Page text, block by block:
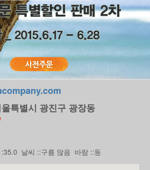
특별시 광진구 광장동
:35.0 날씨 ::구름 많음 바람 ::동